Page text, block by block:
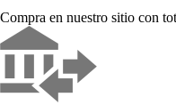
Compra en nuestro sitio con